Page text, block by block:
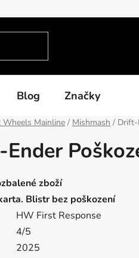
Blog Značky
Wheels Mainline / Mishmash / Drift-
zboží
Blistr bez poškození
HW First Response
4/5
2025